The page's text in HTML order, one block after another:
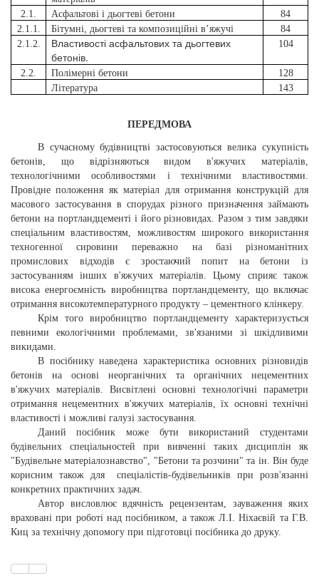
2.1. Асфальтові і дьогтеві бетони
84
2.1.1.
Бітумні, дьогтеві та композиційні в’яжучі
84
2.1.2.
Властивості асфальтових та дьогтевих
бетонів.
104
2.2. Полімерні бетони
128
Література
143
ПЕРЕДМОВА
В сучасному будівництві застосовуються велика сукупність
бетонів, що відрізняються видом в'яжучих матеріалів,
технологічними особливостями і технічними властивостями.
Провідне положення як матеріал для отримання конструкцій для
масового застосування в спорудах різного призначення займають
бетони на портландцементі і його різновидах. Разом з тим завдяки
спеціальним властивостям, можливостям широкого використання
техногенної сировини переважно на базі різноманітних
промислових відходів є зростаючий попит на бетони із
застосуванням інших в'яжучих матеріалів. Цьому сприяє також
висока енергоємність виробництва портландцементу, що включає
отримання високотемпературного продукту ‒ цементного клінкеру.
Крім того виробництво портландцементу характеризується
певними екологічними проблемами, зв'язаними зі шкідливими
викидами.
В посібнику наведена характеристика основних різновидів
бетонів на основі неорганічних та органічних нецементних
в'яжучих матеріалів. Висвітлені основні технологічні параметри
отримання нецементних в'яжучих матеріалів, їх основні технічні
властивості і можливі галузі застосування.
Даний посібник може бути використаний студентами
будівельних спеціальностей при вивченні таких дисциплін як
"Будівельне матеріалознавство", "Бетони та розчини" та ін. Він буде
корисним також для спеціалістів-будівельників при розв'язанні
конкретних практичних задач.
Автор висловлює вдячність рецензентам, зауваження яких
враховані при роботі над посібником, а також Л.І. Ніхаєвій та Г.В.
Киц за технічну допомогу при підготовці посібника до друку.